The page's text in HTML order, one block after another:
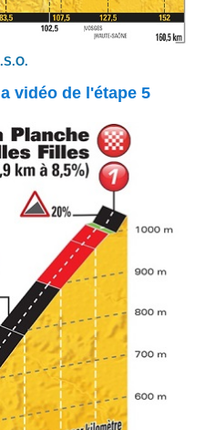
vidéo de l'étape 5